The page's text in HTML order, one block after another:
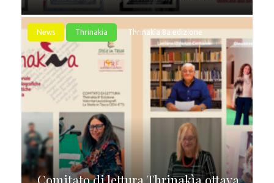
News Thrinakia Thrinakìa 8a edizione
Comitato di lettura Thrinakìa ottava